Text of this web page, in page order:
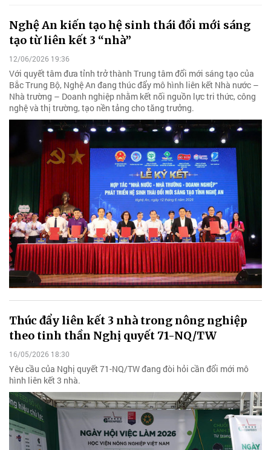
Nghệ An kiến tạo hệ sinh thái đổi mới sáng
tạo từ liên kết 3 “nhà”
12/06/2026 19:36
Với quyết tâm đưa tỉnh trở thành Trung tâm đổi mới sáng tạo của
Bắc Trung Bộ, Nghệ An đang thúc đẩy mô hình liên kết Nhà nước –
Nhà trường – Doanh nghiệp nhằm kết nối nguồn lực tri thức, công
nghệ và thị trường, tạo nền tảng cho tăng trưởng.
Thúc đẩy liên kết 3 nhà trong nông nghiệp
theo tinh thần Nghị quyết 71-NQ/TW
16/05/2026 18:30
Yêu cầu của Nghị quyết 71-NQ/TW đang đòi hỏi cần đổi mới mô
hình liên kết 3 nhà.